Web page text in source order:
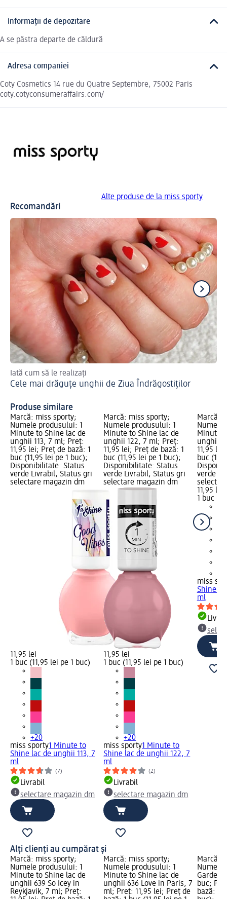
Informații de depozitare
A se păstra departe de căldură
Adresa companiei
Coty Cosmetics 14 rue du Quatre Septembre, 75002 Paris
coty.cotyconsumeraffairs.com/
Alte produse de la miss sporty
Recomandări
Iată cum să le realizați
Cele mai drăguțe unghii de Ziua Îndrăgostiților
Produse similare
Marcă: miss sporty;
Numele produsului: 1
Minute to Shine lac de
unghii 113, 7 ml; Preț:
11,95 lei; Preț de bază: 1
buc (11,95 lei pe 1 buc);
Disponibilitate: Status
verde Livrabil, Status gri
selectare magazin dm
11,95 lei
1 buc (11,95 lei pe 1 buc)
+20
miss sporty1 Minute to
Shine lac de unghii 113, 7
ml
(7)
Livrabil
selectare magazin dm
Marcă: miss sporty;
Numele produsului: 1
Minute to Shine lac de
unghii 122, 7 ml; Preț:
11,95 lei; Preț de bază: 1
buc (11,95 lei pe 1 buc);
Disponibilitate: Status
verde Livrabil, Status gri
selectare magazin dm
11,95 lei
1 buc (11,95 lei pe 1 buc)
+20
miss sporty1 Minute to
Shine lac de unghii 122, 7
ml
(2)
Livrabil
selectare magazin dm
Marcă:
Numele
Minute
unghii
11,95
buc
verde
11,95 lei
1 buc
miss
Shine
ml
Alți clienți au cumpărat și
Marcă: miss sporty;
Numele produsului: 1
Minute to Shine lac de
unghii 639 So Icey in
Reykjavik, 7 ml; Preț:
Marcă: miss sporty;
Numele produsului: 1
Minute to Shine lac de
unghii 636 Love in Paris, 7
ml; Preț: 11,95 lei; Preț de
Marcă:
Numele
Garden
buc;
bază: 1